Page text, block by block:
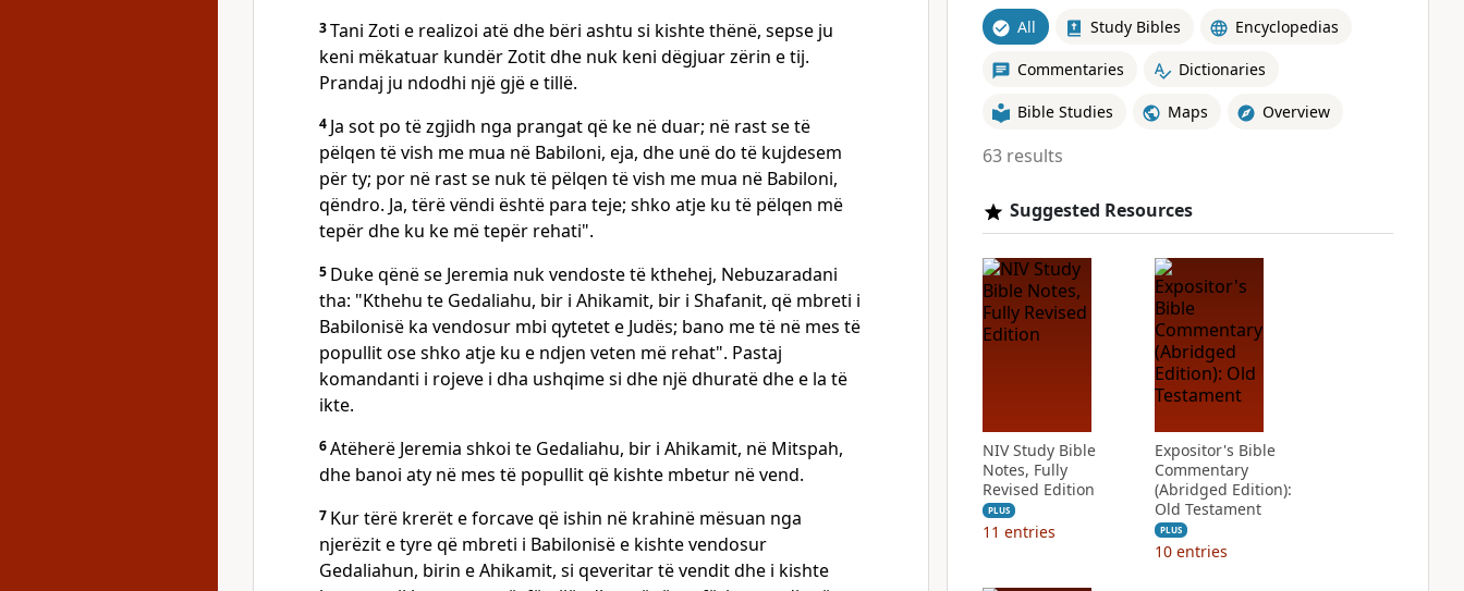
3Tani Zoti e realizoi atë dhe bëri ashtu si kishte thënë, sepse ju
keni mëkatuar kundër Zotit dhe nuk keni dëgjuar zërin e tij.
Prandaj ju ndodhi një gjë e tillë.
4 Ja sot po të zgjidh nga prangat që ke në duar; në rast se të
pëlqen të vish me mua në Babiloni, eja, dhe unë do të kujdesem
për ty; por në rast se nuk të pëlqen të vish me mua në Babiloni,
qëndro. Ja, tërë vëndi është para teje; shko atje ku të pëlqen më
tepër dhe ku ke më tepër rehati".
5 Duke qënë se Jeremia nuk vendoste të kthehej, Nebuzaradani
tha: "Kthehu te Gedaliahu, bir i Ahikamit, bir i Shafanit, që mbreti i
Babilonisë ka vendosur mbi qytetet e Judës; bano me të në mes të
popullit ose shko atje ku e ndjen veten më rehat". Pastaj
komandanti i rojeve i dha ushqime si dhe një dhuratë dhe e la të
ikte.
6Atëherë Jeremia shkoi te Gedaliahu, bir i Ahikamit, në Mitspah,
dhe banoi aty në mes të popullit që kishte mbetur në vend.
7 Kur tërë krerët e forcave që ishin në krahinë mësuan nga
njerëzit e tyre që mbreti i Babilonisë e kishte vendosur
Gedaliahun, birin e Ahikamit, si qeveritar të vendit dhe i kishte
All Study Bibles Encyclopedias
Commentaries Dictionaries
Bible Studies Maps Overview
63 results
Suggested Resources
NIV Study Bible
Notes, Fully
Revised Edition
PLUS
11 entries
Expositor's Bible
Commentary
(Abridged Edition):
Old Testament
PLUS
10 entries